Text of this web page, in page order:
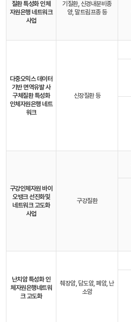
질환 특성화 인체
자원은행 네트워크
사업
기질환, 신경내분비종
양, 말트림프종 등
다중오믹스 데이터
기반 면역유발 사
구체질환 특성화
인체자원은행 네트
워크
신장질환 등
구강인체자원 바이
오뱅크 선진화및
네트워크 고도화
사업
구강질환
난치암 특성화 인
체자원은행네트워
크 고도화
췌장암, 담도암, 폐암, 난
소암